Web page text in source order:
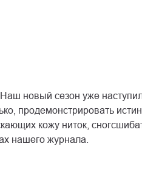
новый сезон уже
продемонстрировать
кожу ниток,
нашего журнала.